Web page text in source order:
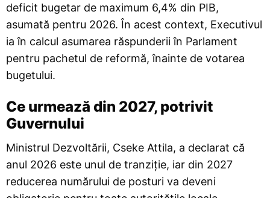
deficit bugetar de maximum 6,4% din PIB,
asumată pentru 2026. În acest context, Executivul
ia în calcul asumarea răspunderii în Parlament
pentru pachetul de reformă, înainte de votarea
bugetului.
Ce urmează din 2027, potrivit
Guvernului
Ministrul Dezvoltării, Cseke Attila, a declarat că
anul 2026 este unul de tranziție, iar din 2027
reducerea numărului de posturi va deveni